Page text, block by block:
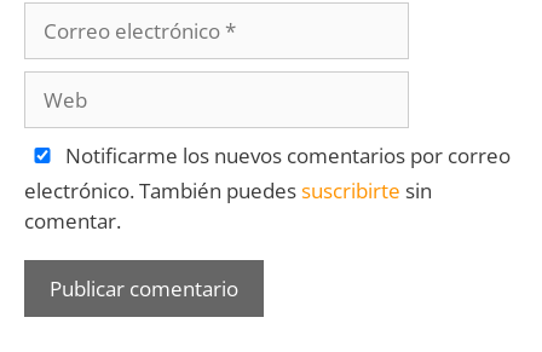
Notificarme los nuevos comentarios por correo
electrónico. También puedessuscribirte sin
comentar.